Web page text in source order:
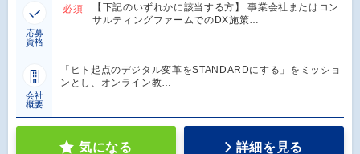
応募
資格
必須
【下記のいずれかに該当する方】 事業会社またはコン
サルティングファームでのDX施策…
会社
概要
「ヒト起点のデジタル変革をSTANDARDにする」をミッショ
ンとし、オンライン教…
気になる 詳細を見る